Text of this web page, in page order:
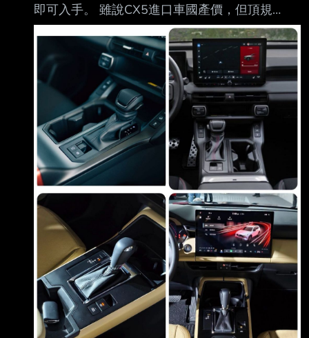
即可入手。 雖說CX5進口車國產價，但頂規
117(-2)跟RAV4的差距也不過6~8萬而已。
RAV4的神油耗就不必多說了，TSS4.0理論上也
應該比馬自達的ACC好。 這樣的情況下，有什麼
人、有什麼理由會選CX5? p.s. 馬自達的業務也是
很凶，說RAV4 旗艦 只要123，就開始亂罵人，
似乎也感受到威脅了... -- Sent from PTTopia --